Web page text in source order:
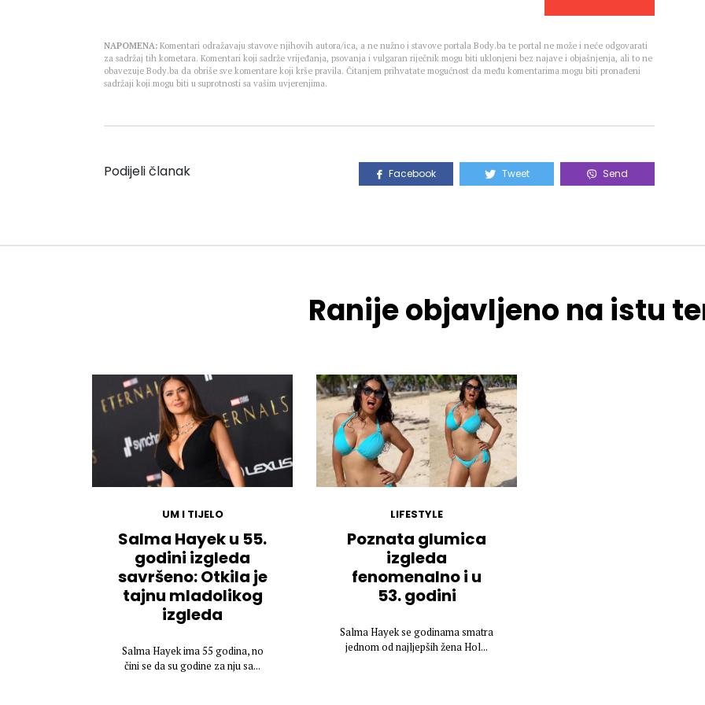
NAPOMENA: Komentari odražavaju stavove njihovih autora/ica, a ne nužno i stavove portala Body.ba te portal ne može i neće odgovarati
za sadržaj tih kometara. Komentari koji sadrže vrijeđanja, psovanja i vulgaran riječnik mogu biti uklonjeni bez najave i objašnjenja, ali to ne
obavezuje Body.ba da obriše sve komentare koji krše pravila. Čitanjem prihvatate mogućnost da među komentarima mogu biti pronađeni
sadržaji koji mogu biti u suprotnosti sa vašim uvjerenjima.
Podijeli članak Facebook Tweet Send
Ranije objavljeno na istu
UM I TIJELO
Salma Hayek u 55.
godini izgleda
savršeno: Otkila je
tajnu mladolikog
izgleda
Salma Hayek ima 55 godina, no
čini se da su godine za nju sa...
LIFESTYLE
Poznata glumica
izgleda
fenomenalno i u
53. godini
Salma Hayek se godinama smatra
jednom od najljepših žena Hol...